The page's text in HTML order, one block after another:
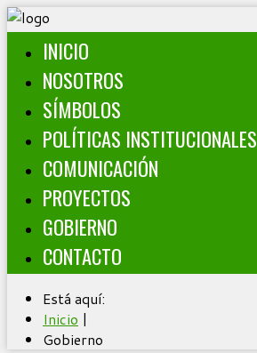
INICIO
NOSOTROS
SÍMBOLOS
POLÍTICAS INSTITUCIONALES
COMUNICACIÓN
PROYECTOS
GOBIERNO
CONTACTO
Está aquí:
Inicio |
Gobierno